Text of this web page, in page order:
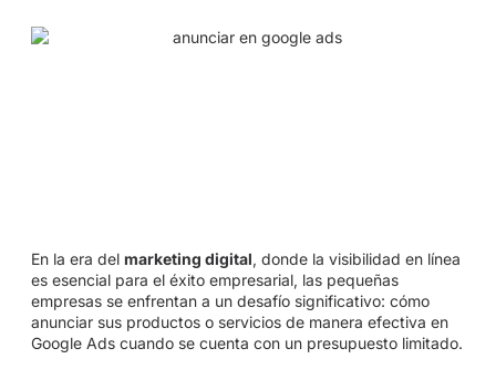
En la era del marketing digital, donde la visibilidad en línea
es esencial para el éxito empresarial, las pequeñas
empresas se enfrentan a un desafío significativo: cómo
anunciar sus productos o servicios de manera efectiva en
Google Ads cuando se cuenta con un presupuesto limitado.